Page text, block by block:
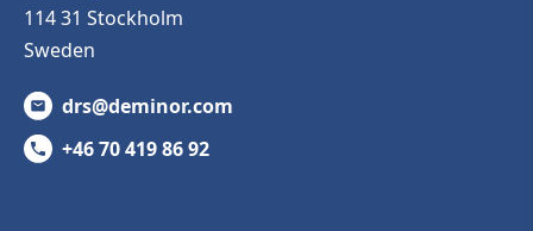
114 31 Stockholm
Sweden
drs@deminor.com
+46 70 419 86 92